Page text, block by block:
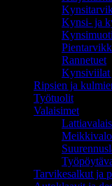
Kynsi- ja
Rannetuet
Kynsiviilat
Ripsien ja
Työtuolit
Valaisimet
Tarvikesalkut ja